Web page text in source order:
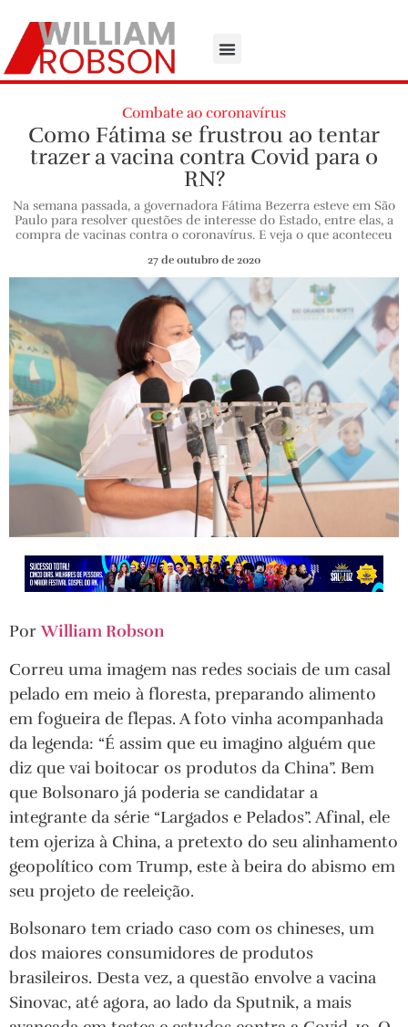
Combate ao coronavírus
Como Fátima se frustrou ao tentar
trazer a vacina contra Covid para o
RN?
Na semana passada, a governadora Fátima Bezerra esteve em São
Paulo para resolver questões de interesse do Estado, entre elas, a
compra de vacinas contra o coronavírus. E veja o que aconteceu
27 de outubro de 2020
PorWilliam Robson
Correu uma imagem nas redes sociais de um casal
pelado em meio à floresta, preparando alimento
em fogueira de flepas. A foto vinha acompanhada
da legenda: “É assim que eu imagino alguém que
diz que vai boitocar os produtos da China”. Bem
que Bolsonaro já poderia se candidatar a
integrante da série “Largados e Pelados”. Afinal, ele
tem ojeriza à China, a pretexto do seu alinhamento
geopolítico com Trump, este à beira do abismo em
seu projeto de reeleição.
Bolsonaro tem criado caso com os chineses, um
dos maiores consumidores de produtos
brasileiros. Desta vez, a questão envolve a vacina
Sinovac, até agora, ao lado da Sputnik, a mais